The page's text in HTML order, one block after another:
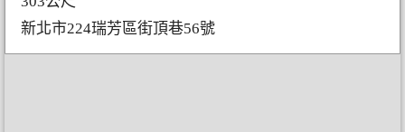
新北市224瑞芳區街頂巷56號